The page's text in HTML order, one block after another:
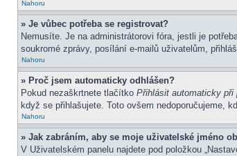
Nahoru
» Je vůbec potřeba se registrovat?
Nemusíte. Je na administrátorovi fóra, jestli je
soukromé zprávy, posílání e-mailů uživatelům,
Nahoru
» Proč jsem automaticky odhlášen?
Pokud nezaškrtnete tlačítko Přihlásit automaticky
když se přihlašujete. Toto ovšem nedoporučujeme,
Nahoru
» Jak zabráním, aby se moje uživatelské jméno
V Uživatelském panelu najdete pod položkou